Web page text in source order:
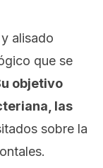
alisado
que se
objetivo
las
sobre la